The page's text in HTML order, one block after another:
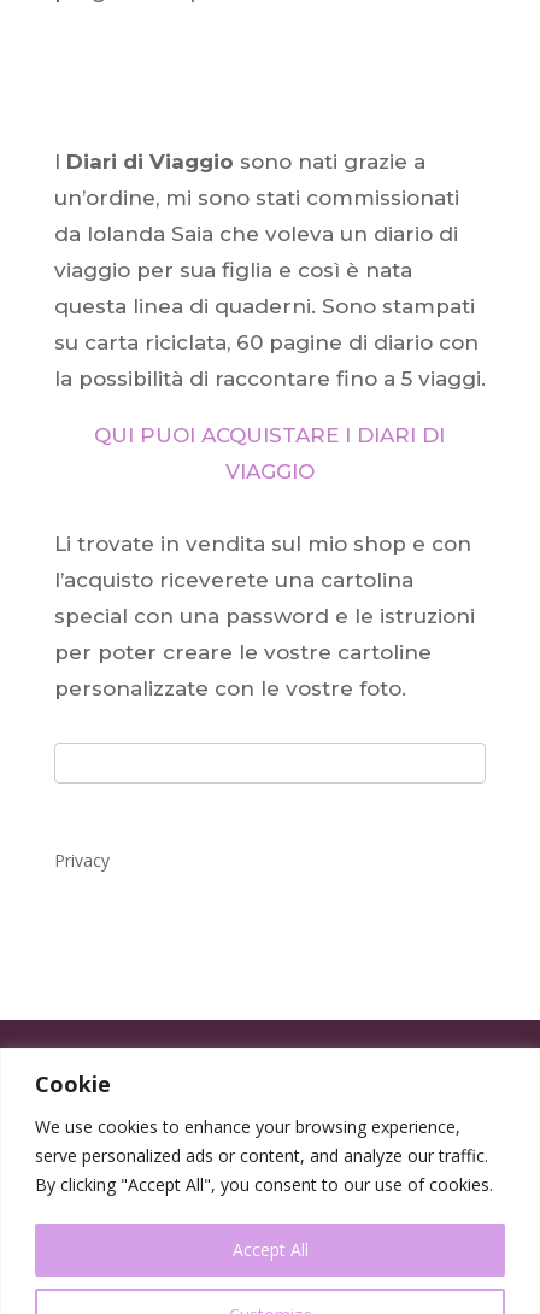
Cookie
We use cookies to enhance your browsing experience,
serve personalized ads or content, and analyze our traffic.
By clicking "Accept All", you consent to our use of cookies.
Accept All
I Diari di Viaggio sono nati grazie a
un’ordine, mi sono stati commissionati
da Iolanda Saia che voleva un diario di
viaggio per sua figlia e così è nata
questa linea di quaderni. Sono stampati
su carta riciclata, 60 pagine di diario con
la possibilità di raccontare fino a 5 viaggi.
QUI PUOI ACQUISTARE I DIARI DI
VIAGGIO
Li trovate in vendita sul mio shop e con
l’acquisto riceverete una cartolina
special con una password e le istruzioni
per poter creare le vostre cartoline
personalizzate con le vostre foto.
Privacy